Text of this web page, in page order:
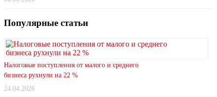
Популярные статьи
Налоговые поступления от малого и среднего
бизнеса рухнули на 22 %
24.04.2026